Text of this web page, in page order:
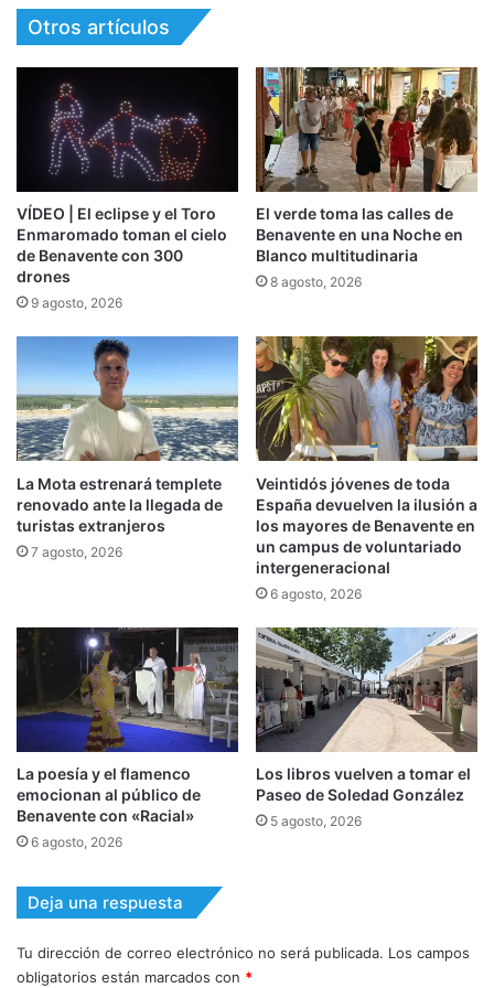
Otros artículos
VÍDEO | El eclipse y el Toro
Enmaromado toman el cielo
de Benavente con 300
drones
9 agosto, 2026
El verde toma las calles de
Benavente en una Noche en
Blanco multitudinaria
8 agosto, 2026
La Mota estrenará templete
renovado ante la llegada de
turistas extranjeros
7 agosto, 2026
Veintidós jóvenes de toda
España devuelven la ilusión a
los mayores de Benavente en
un campus de voluntariado
intergeneracional
6 agosto, 2026
La poesía y el flamenco
emocionan al público de
Benavente con «Racial»
6 agosto, 2026
Los libros vuelven a tomar el
Paseo de Soledad González
5 agosto, 2026
Deja una respuesta
Tu dirección de correo electrónico no será publicada. Los campos
obligatorios están marcados con *